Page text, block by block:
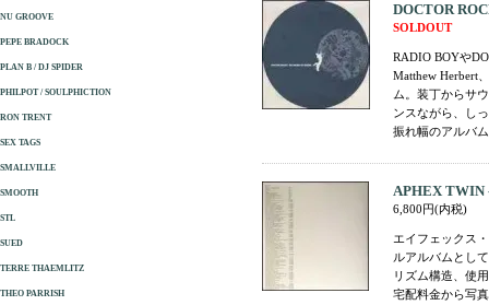
DOCTOR
SOLDOUT
RADIO BOYや
Matthew Herbert
ム。装丁からサ
ンスながら、し
振れ幅のアルバ
APHEX TWIN
6,800円(内税)
エイフェックス
ルアルバムとし
リズム構造、使
宅配料金から写
NU GROOVE
PEPE BRADOCK
PLAN B / DJ SPIDER
PHILPOT / SOULPHICTION
RON TRENT
SEX TAGS
SMALLVILLE
SMOOTH
STL
SUED
TERRE THAEMLITZ
THEO PARRISH